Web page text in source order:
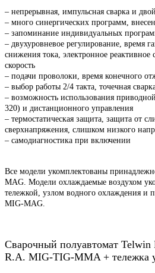
– непрерывная, импульсная сварка и
– много синергических программ,
– запоминание индивидуальных
– двухуровневое регулирование, время
снижения тока, электронное реактивное
скорость
– подачи проволоки, время конечного
– выбор работы 2/4 такта, точечная
– возможность использования
320) и дистанционного управления
– термостатическая защита, защита от
сверхнапряжения, слишком низкого
– самодиагностика при включении
Bce модели укомплектованы
MAG. Модели охлаждаемые воздухом
тележкой, узлом водного охлаждения и
MIG-MAG.
Сварочный полуавтомат
R.A. MIG-TIG-MMA + тележка